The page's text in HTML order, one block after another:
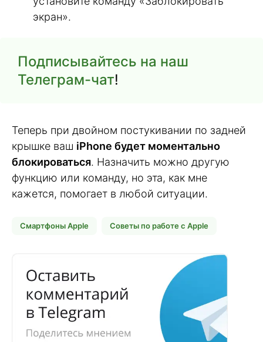
экран».
Подписывайтесь на наш
Телеграм-чат!
Теперь при двойном постукивании по задней
крышке ваш iPhone будет моментально
блокироваться. Назначить можно другую
функцию или команду, но эта, как мне
кажется, помогает в любой ситуации.
Смартфоны Apple Советы по работе с Apple